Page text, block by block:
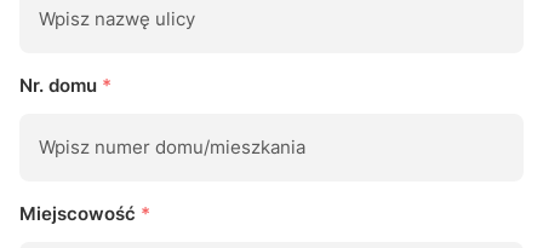
Nr. domu *
Miejscowość *